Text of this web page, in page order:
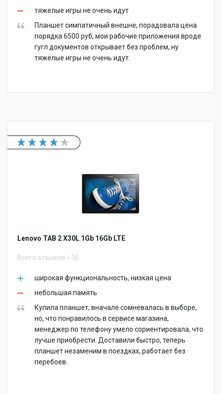
тяжелые игры не очень идут
Планшет симпатичный внешне, порадовала цена
порядка 6500 руб, мои рабочие приложения вроде
гугл документов открывает без проблем, ну
тяжелые игры не очень идут.
Lenovo TAB 2 X30L 1Gb 16Gb LTE
Всего отзывов 36
широкая функциональность, низкая цена
небольшая память
Купила планшет, вначале сомневалась в выборе,
но, что понравилось в сервисе магазина,
менеджер по телефону умело сориентировала, что
лучше приобрести. Доставили быстро, теперь
планшет незаменим в поездках, работает без
перебоев.